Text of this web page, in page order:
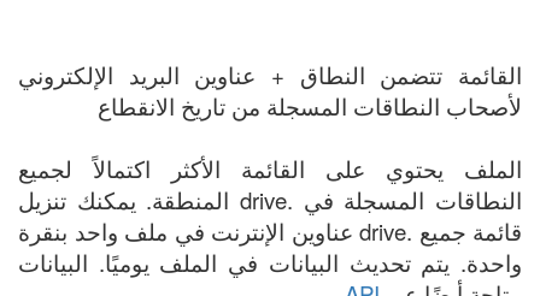
القائمة تتضمن النطاق + عناوين البريد الإلكتروني
لأصحاب النطاقات المسجلة من تاريخ الانقطاع
الملف يحتوي على القائمة الأكثر اكتمالاً لجميع
النطاقات المسجلة في .drive المنطقة. يمكنك تنزيل
قائمة جميع .drive عناوين الإنترنت في ملف واحد بنقرة
واحدة. يتم تحديث البيانات في الملف يوميًا. البيانات